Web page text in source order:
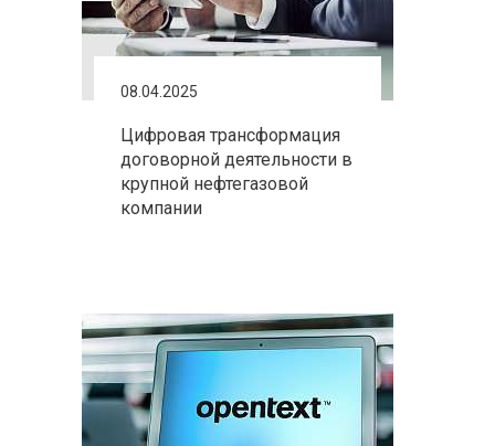
08.04.2025
Цифровая трансформация
договорной деятельности в
крупной нефтегазовой
компании